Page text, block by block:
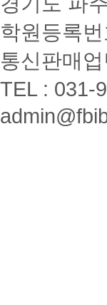
학원등록
통신판매
TEL : 031-